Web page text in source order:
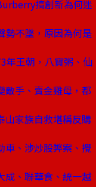
搞創新為何迷
勢不墜，原因為何是
年王朝，八寶粥、仙
敵手、賣金雞母，都
家族自救堪稱反購
車、涉炒股弊案、攪
成、聯華食、統一越